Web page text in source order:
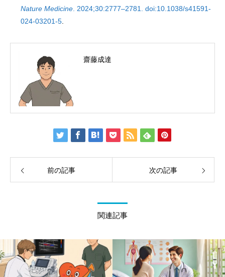
Nature Medicine . 2024;30:2777–2781. doi:10.1038/s41591-
024-03201-5
齋藤成達
前の記事 次の記事
関連記事